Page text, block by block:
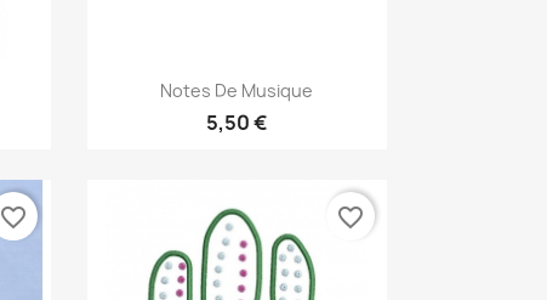
Aperçu rapide
Notes De Musique
5,50 €
favorite_border favorite_border